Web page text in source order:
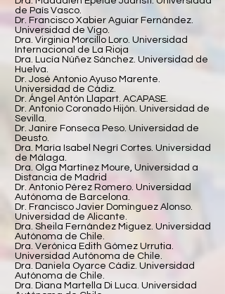
de País Vasco.
Dr. Francisco Xabier Aguiar Fernández.
Universidad de Vigo.
Dra. Virginia Morcillo Loro. Universidad
Internacional de La Rioja
Dra. Lucía Núñez Sánchez. Universidad de
Huelva.
Dr. José Antonio Ayuso Marente.
Universidad de Cádiz.
Dr. Ángel Antón Llapart. ACAPASE.
Dr. Antonio Coronado Hijón. Universidad de
Sevilla.
Dr. Janire Fonseca Peso. Universidad de
Deusto.
Dra. María Isabel Negrí Cortes. Universidad
de Málaga.
Dra. Olga Martínez Moure, Universidad a
Distancia de Madrid
Dr. Antonio Pérez Romero. Universidad
Autónoma de Barcelona.
Dr. Francisco Javier Domínguez Alonso.
Universidad de Alicante.
Dra. Sheila Fernández Miguez. Universidad
Autónoma de Chile.
Dra. Verónica Edith Gómez Urrutia.
Universidad Autónoma de Chile.
Dra. Daniela Oyarce Cádiz. Universidad
Autónoma de Chile.
Dra. Diana Martella Di Luca. Universidad